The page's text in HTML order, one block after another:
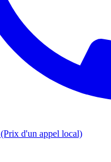
(Prix d'un appel local)